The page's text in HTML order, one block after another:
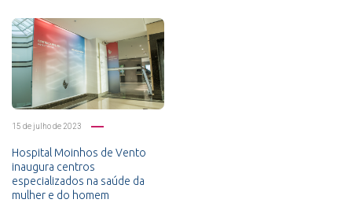
15 de julho de 2023
Hospital Moinhos de Vento
inaugura centros
especializados na saúde da
mulher e do homem